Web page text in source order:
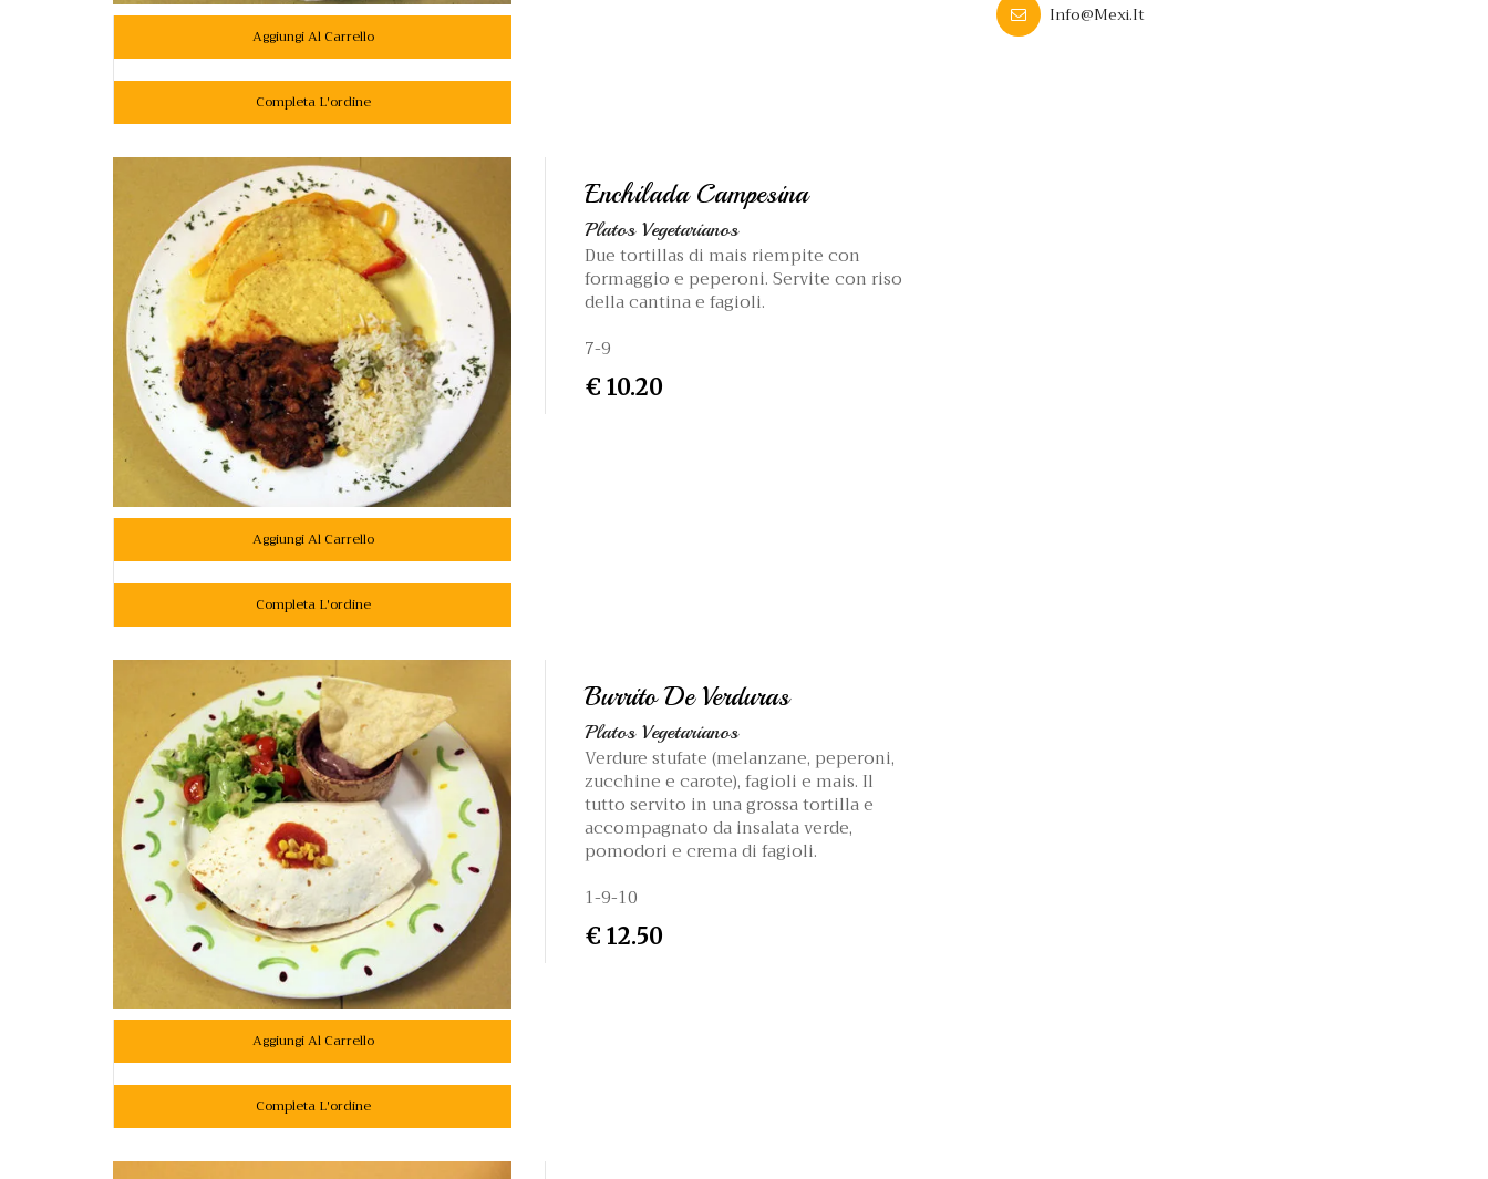
Aggiungi Al Carrello
Completa L'ordine
Aggiungi Al Carrello
Completa L'ordine
Enchilada Campesina
Platos Vegetarianos
Due tortillas di mais riempite con
formaggio e peperoni. Servite con riso
della cantina e fagioli.
7-9
€ 10.20
Aggiungi Al Carrello
Completa L'ordine
Burrito De Verduras
Platos Vegetarianos
Verdure stufate (melanzane, peperoni,
zucchine e carote), fagioli e mais. Il
tutto servito in una grossa tortilla e
accompagnato da insalata verde,
pomodori e crema di fagioli.
1-9-10
€ 12.50
Info@mexi.it